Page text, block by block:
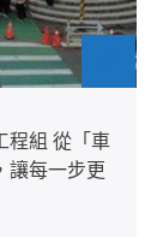
程組 從「車
讓每一步更